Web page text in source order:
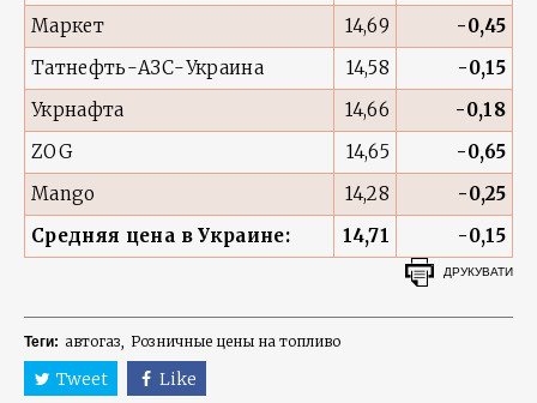
Маркет
14,69
-0,45
Татнефть-АЗС-Украина
14,58
-0,15
Укрнафта
14,66
-0,18
ZOG
14,65
-0,65
Mango
14,28
-0,25
Средняя цена в Украине:
14,71 -0,15
ДРУКУВАТИ
Теги: автогаз Розничные цены на топливо
Tweet Like